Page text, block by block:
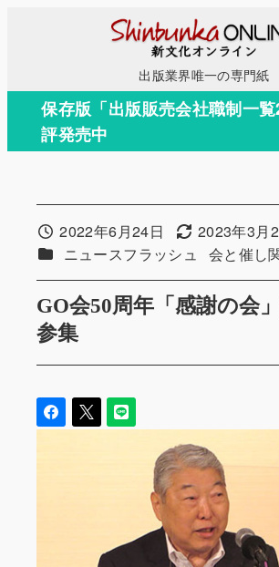
コ
テ
出版業界唯一の専門紙
保存版「出版販売会社職制一
評発売中
GO会50周年「感謝の会
参集
投稿日2022年6月24日 更新日2023年3月
カテゴリー
ニュースフラッシュ カテゴリ
会と催し